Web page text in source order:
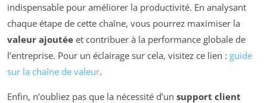
indispensable pour améliorer la productivité. En analysant
chaque étape de cette chaîne, vous pourrez maximiser la
valeur ajoutée et contribuer à la performance globale de
l’entreprise. Pour un éclairage sur cela, visitez ce lien : guide
sur la chaîne de valeur.
Enfin, n’oubliez pas que la nécessité d’un support client